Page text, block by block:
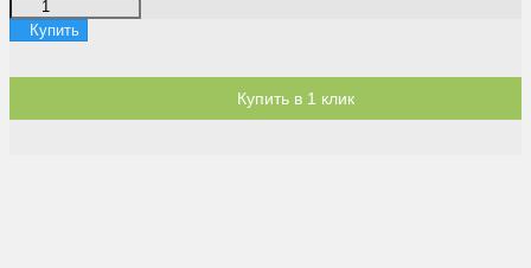
Купить
Купить в 1 клик